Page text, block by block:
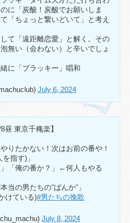
に「炭酸！炭酸でお願いしま
「ちょっと繋いどいて」と考え
して「遠距離恋愛」と解く。その
無い（会わない）と辛いでしょ
に「ブラッキー」唱和
July 6, 2024
昼 東京千穐楽】
りたかない！次はお前の番や！
指す)」
「俺の番か？」←何人もやる
当の男たちの"ばんか"」
けている)#男たちの挽歌
July 8, 2024